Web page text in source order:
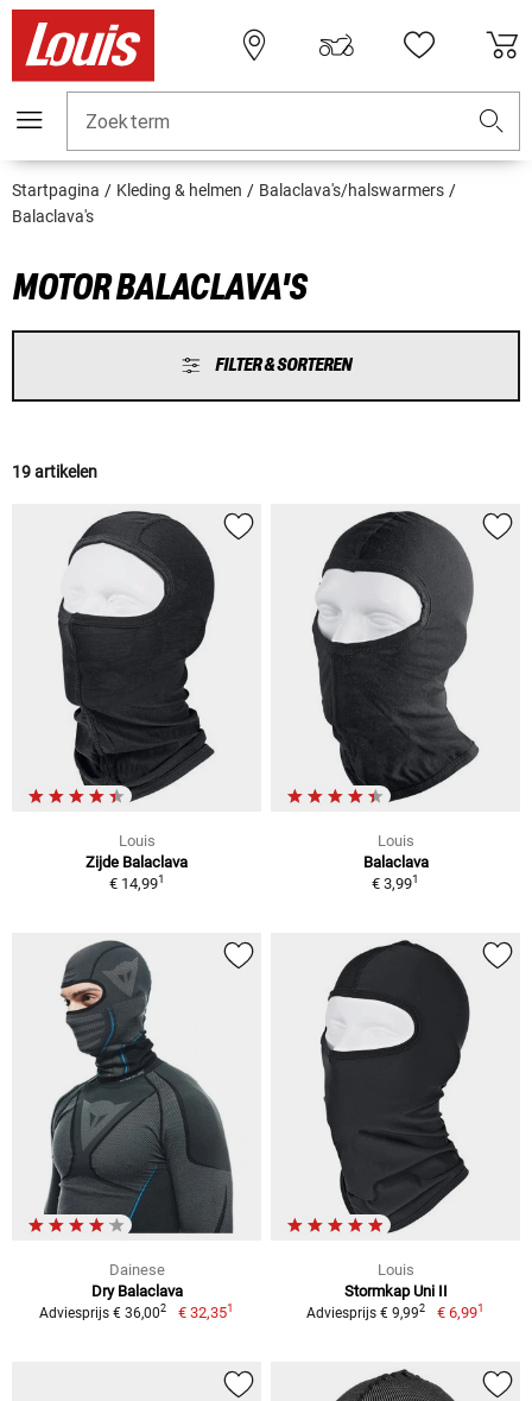
Zoekterm
Startpagina Kleding & helmen
Balaclava's/halswarmers
Balaclava's
MOTOR BALACLAVA'S
FILTER & SORTEREN
19 artikelen
Louis
Zijde Balaclava
€ 14,991
Louis
Balaclava
€ 3,991
Dainese
Dry Balaclava
Adviesprijs € 36,002 € 32,351
Louis
Stormkap Uni II
Adviesprijs € 9,992 € 6,991